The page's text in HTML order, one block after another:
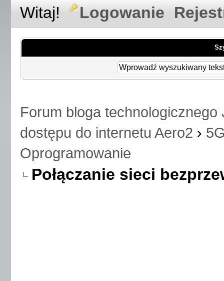
Witaj! Logowanie
Forum bloga technologicznego
dostępu do internetu Aero2 ›
Oprogramowanie
Połączanie sieci